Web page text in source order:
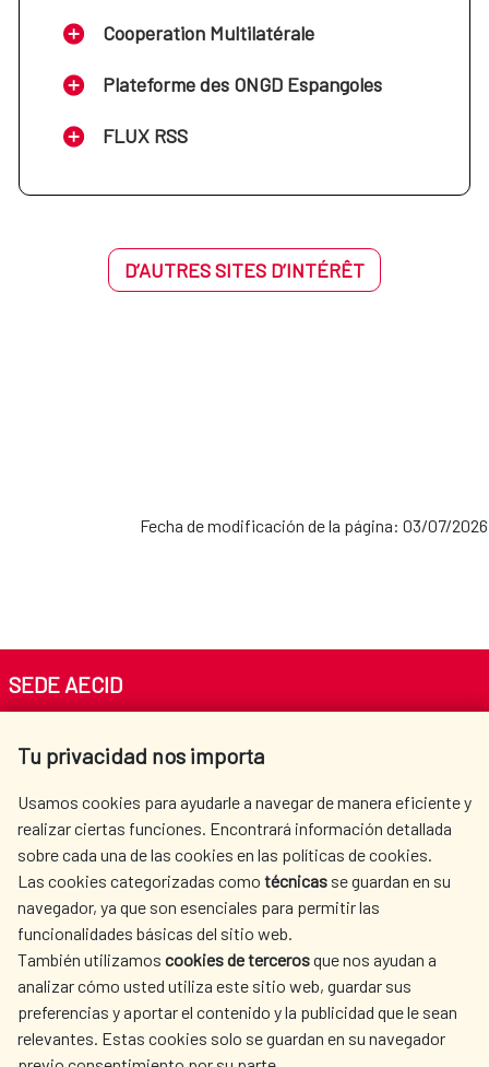
Cooperation Multilatérale
Plateforme des ONGD Espangoles
FLUX RSS
D’AUTRES SITES D’INTÉRÊT
Fecha de modificación de la página: 03/07/2026
Tu privacidad nos importa
Usamos cookies para ayudarle a navegar de manera eficiente y
realizar ciertas funciones. Encontrará información detallada
sobre cada una de las cookies en las políticas de cookies.
Las cookies categorizadas como técnicas se guardan en su
navegador, ya que son esenciales para permitir las
funcionalidades básicas del sitio web.
También utilizamos cookies de tercerosque nos ayudan a
analizar cómo usted utiliza este sitio web, guardar sus
preferencias y aportar el contenido y la publicidad que le sean
relevantes. Estas cookies solo se guardan en su navegador
SEDE AECID
Tel. +34 900 20 30 54​​​​​​​
AECID
OÙ NOUS COOPÉRONS
L'ACTION HUMANITAIRE
ESPAGNOLE
SALLE DE PRESSE
CULTURE ET SCIENCE BIBLIOTHÈQUE